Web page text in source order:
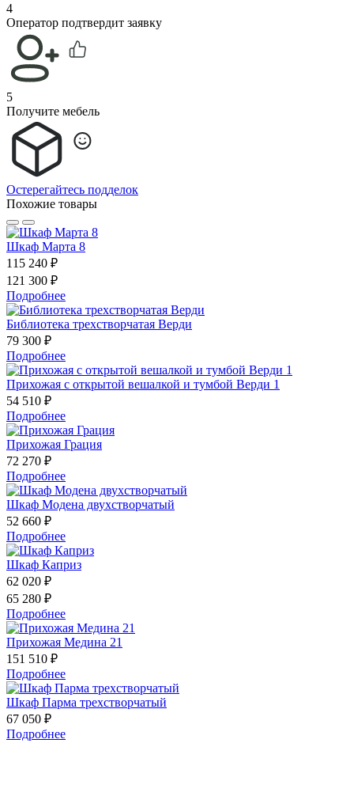
4
Оператор подтвердит заявку
5
Получите мебель
Остерегайтесь подделок
Похожие товары
Шкаф Марта 8
115 240 ₽
121 300 ₽
Подробнее
Библиотека трехстворчатая Верди
79 300 ₽
Подробнее
Прихожая с открытой вешалкой и тумбой Верди 1
54 510 ₽
Подробнее
Прихожая Грация
72 270 ₽
Подробнее
Шкаф Модена двухстворчатый
52 660 ₽
Подробнее
Шкаф Каприз
62 020 ₽
65 280 ₽
Подробнее
Прихожая Медина 21
151 510 ₽
Подробнее
Шкаф Парма трехстворчатый
67 050 ₽
Подробнее